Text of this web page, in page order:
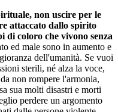
non uscire per le
attaccato dallo spirito
di coloro che vivono senza
ed male sono in aumento e
dell'umanità. Se vuoi
sterili, né alza la voce,
non rompere l'armonia,
sua molti disastri e morti
perdere un argomento